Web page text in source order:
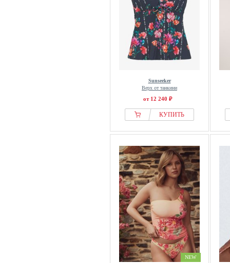
Sunseeker
Верх от танкини
от 12 240 ₽
КУПИТЬ
NEW